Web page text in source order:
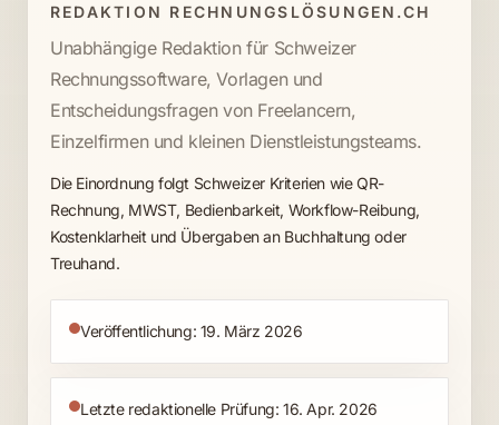
REDAKTION RECHNUNGSLÖSUNGEN.CH
Unabhängige Redaktion für Schweizer
Rechnungssoftware, Vorlagen und
Entscheidungsfragen von Freelancern,
Einzelfirmen und kleinen Dienstleistungsteams.
Die Einordnung folgt Schweizer Kriterien wie QR-
Rechnung, MWST, Bedienbarkeit, Workflow-Reibung,
Kostenklarheit und Übergaben an Buchhaltung oder
Treuhand.
Veröffentlichung: 19. März 2026
Letzte redaktionelle Prüfung: 16. Apr. 2026